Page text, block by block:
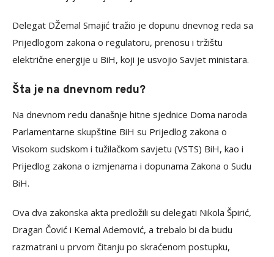
Delegat DŽemal Smajić tražio je dopunu dnevnog reda sa
Prijedlogom zakona o regulatoru, prenosu i tržištu
električne energije u BiH, koji je usvojio Savjet ministara.
Šta je na dnevnom redu?
Na dnevnom redu današnje hitne sjednice Doma naroda
Parlamentarne skupštine BiH su Prijedlog zakona o
Visokom sudskom i tužilačkom savjetu (VSTS) BiH, kao i
Prijedlog zakona o izmjenama i dopunama Zakona o Sudu
BiH.
Ova dva zakonska akta predložili su delegati Nikola Špirić,
Dragan Čović i Kemal Ademović, a trebalo bi da budu
razmatrani u prvom čitanju po skraćenom postupku,